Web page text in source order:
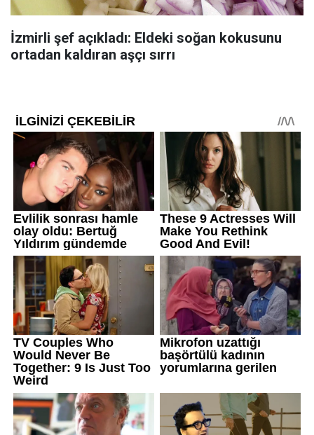
İzmirli şef açıkladı: Eldeki soğan kokusunu
ortadan kaldıran aşçı sırrı